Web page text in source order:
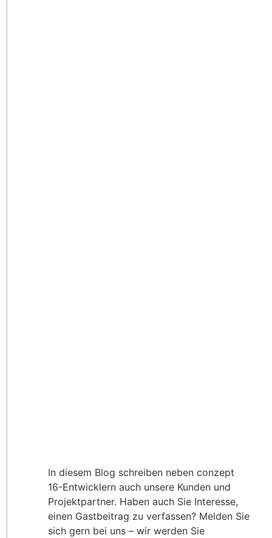
In diesem Blog schreiben neben conzept
16-Entwicklern auch unsere Kunden und
Projektpartner. Haben auch Sie Interesse,
einen Gastbeitrag zu verfassen? Melden Sie
sich gern bei uns – wir werden Sie